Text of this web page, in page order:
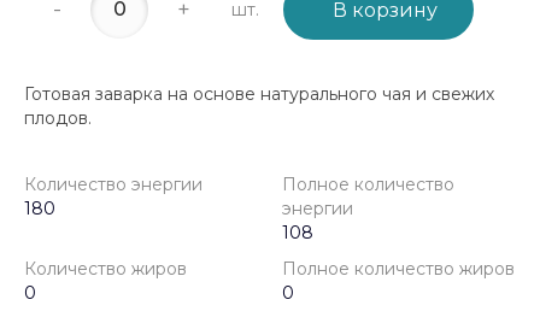
- + шт. В корзину
Готовая заварка на основе натурального чая и свежих
плодов.
Количество энергии
180
Полное количество
энергии
108
Количество жиров
0
Полное количество жиров
0